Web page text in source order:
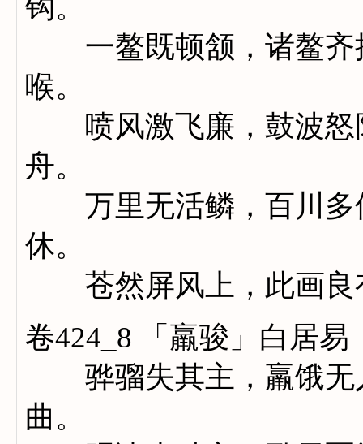
钩。
一鳌既顿颔，诸鳌齐
喉。
喷风激飞廉，鼓波怒
舟。
万里无活鳞，百川多
休。
苍然屏风上，此画良
卷424_8 「羸骏」白居易
骅骝失其主，羸饿无
曲。